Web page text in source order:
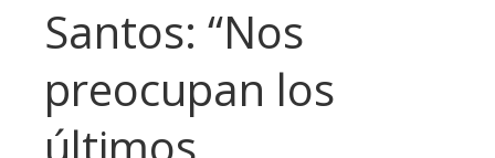
Santos: “Nos
preocupan los